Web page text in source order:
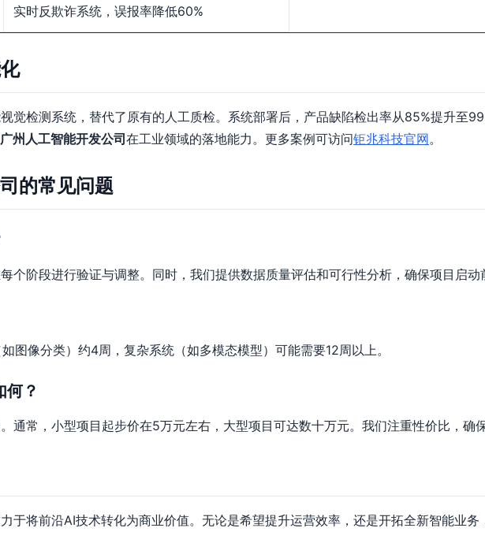
实时反欺诈系统，误报率降低60%
觉检测系统，替代了原有的人工质检。系统部署后，产品缺陷检出率从85%提升至
广州人工智能开发公司 在工业领域的落地能力。更多案例可访问钜兆科技官网。
的常见问题
个阶段进行验证与调整。同时，我们提供数据质量评估和可行性分析，确保项目启动
图像分类）约4周，复杂系统（如多模态模型）可能需要12周以上。
何？
通常，小型项目起步价在5万元左右，大型项目可达数十万元。我们注重性价比，确
力于将前沿AI技术转化为商业价值。无论是希望提升运营效率，还是开拓全新智能业